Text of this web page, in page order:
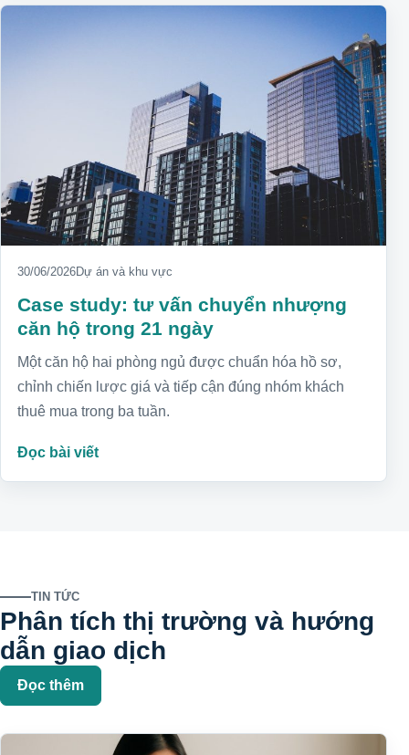
30/06/2026Dự án và khu vực
Case study: tư vấn chuyển nhượng
căn hộ trong 21 ngày
Một căn hộ hai phòng ngủ được chuẩn hóa hồ sơ,
chỉnh chiến lược giá và tiếp cận đúng nhóm khách
thuê mua trong ba tuần.
Đọc bài viết
TIN TỨC
Phân tích thị trường và hướng
dẫn giao dịch
Đọc thêm